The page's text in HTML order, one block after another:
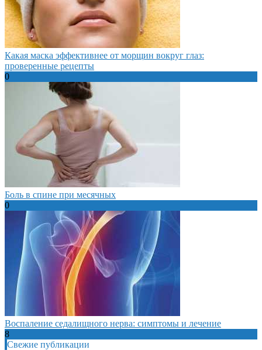
Какая маска эффективнее от морщин вокруг глаз:
проверенные рецепты
0
Боль в спине при месячных
0
Воспаление седалищного нерва: симптомы и лечение
8
Свежие публикации